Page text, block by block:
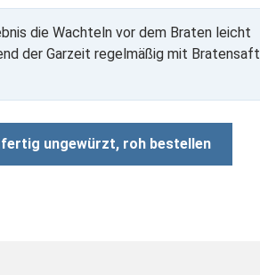
die Wachteln vor dem Braten leicht
der Garzeit regelmäßig mit Bratensaft
ungewürzt, roh bestellen